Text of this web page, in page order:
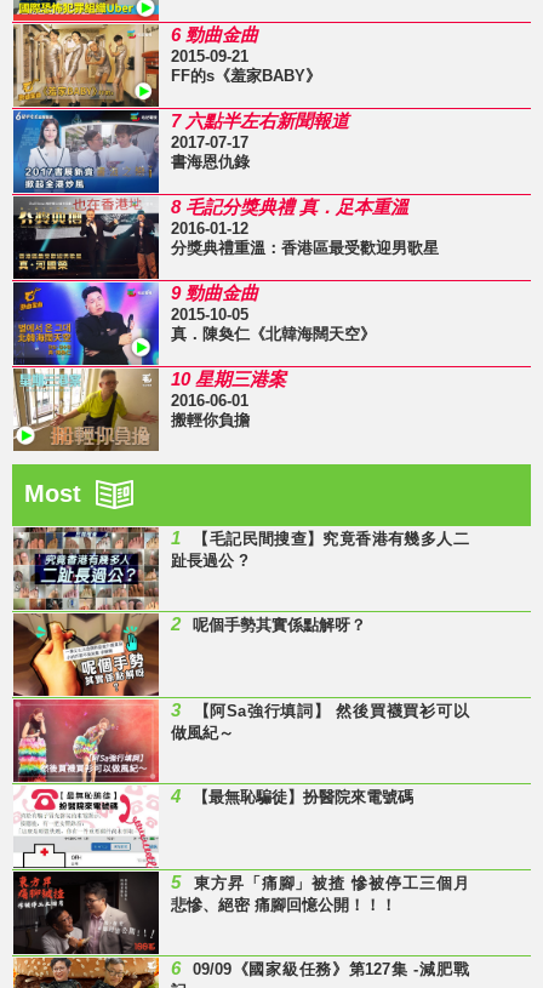
6 勁曲金曲
2015-09-21
FF的s《羞家BABY》
7 六點半左右新聞報道
2017-07-17
書海恩仇錄
8 毛記分獎典禮 真．足本重溫
2016-01-12
分獎典禮重溫：香港區最受歡迎男歌星
9 勁曲金曲
2015-10-05
真．陳奐仁《北韓海闊天空》
10 星期三港案
2016-06-01
搬輕你負擔
Most
1
【毛記民間搜查】究竟香港有幾多人二
趾長過公 ?
2 呢個手勢其實係點解呀？
3
【阿Sa強行填詞】 然後買襪買衫可以
做風紀～
4 【最無恥騙徒】扮醫院來電號碼
5
東方昇「痛腳」被揸 慘被停工三個月
悲慘、絕密 痛腳回憶公開！！！
6
09/09《國家級任務》第127集 -減肥戰